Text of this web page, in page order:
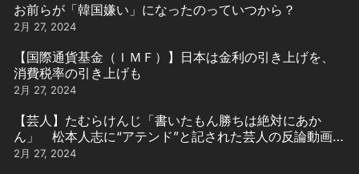
お前らが「韓国嫌い」になったのっていつから？
2月 27, 2024
【国際通貨基金（ＩＭＦ）】日本は金利の引き上げを、
消費税率の引き上げも
2月 27, 2024
【芸人】たむらけんじ「書いたもん勝ちは絶対にあか
ん」 松本人志に“アテンド”と記された芸人の反論動画引
用
2月 27, 2024